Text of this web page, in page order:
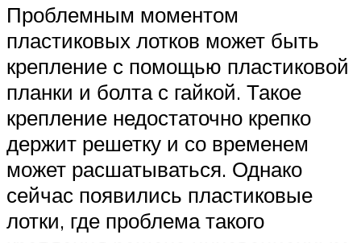
Проблемным моментом
пластиковых лотков может быть
крепление с помощью пластиковой
планки и болта с гайкой. Такое
крепление недостаточно крепко
держит решетку и со временем
может расшатываться. Однако
сейчас появились пластиковые
лотки, где проблема такого